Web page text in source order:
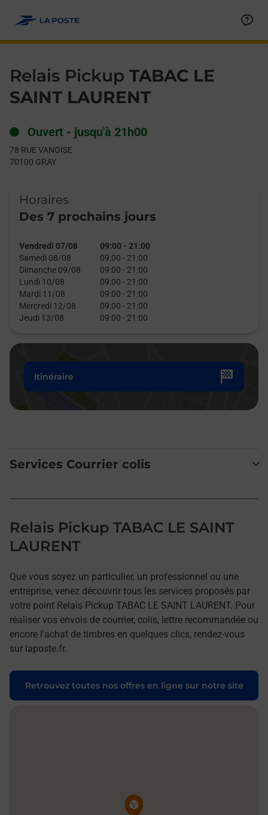
Relais Pickup TABAC LE
SAINT LAURENT
Ouvert - jusqu'à 21h00
78 RUE VANOISE
70100 GRAY
Horaires
Des 7 prochains jours
Vendredi 07/08 09:00 - 21:00
Samedi 08/08
09:00 - 21:00
Dimanche 09/08
09:00 - 21:00
Lundi 10/08
09:00 - 21:00
Mardi 11/08
09:00 - 21:00
Mercredi 12/08
09:00 - 21:00
Jeudi 13/08
09:00 - 21:00
Itinéraire
Services Courrier colis
Relais Pickup TABAC LE SAINT
LAURENT
Que vous soyez un particulier, un professionnel ou une
entreprise, venez découvrir tous les services proposés par
votre point Relais Pickup TABAC LE SAINT LAURENT. Pour
réaliser vos envois de courrier, colis, lettre recommandée ou
encore l'achat de timbres en quelques clics, rendez-vous
sur laposte.fr.
Retrouvez toutes nos offres en ligne sur notre site
Pin de la carte